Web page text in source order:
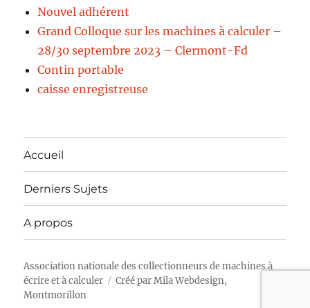
Nouvel adhérent
Grand Colloque sur les machines à calculer –
28/30 septembre 2023 – Clermont-Fd
Contin portable
caisse enregistreuse
Accueil
Derniers Sujets
A propos
Association nationale des collectionneurs de machines à
écrire et à calculer
Créé parMila Webdesign,
Montmorillon